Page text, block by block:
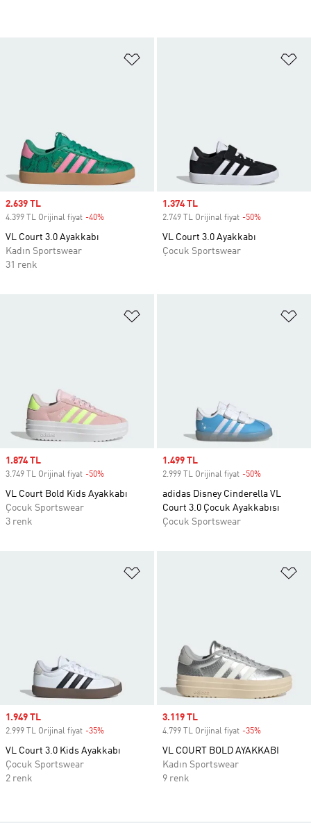
Sale price
2.639 TL
4.399 TL Orijinal fiyat -40%
VL Court 3.0 Ayakkabı
Kadın Sportswear
31 renk
Sale price
1.374 TL
2.749 TL Orijinal fiyat -50%
VL Court 3.0 Ayakkabı
Çocuk Sportswear
Sale price
1.874 TL
3.749 TL Orijinal fiyat -50%
VL Court Bold Kids Ayakkabı
Çocuk Sportswear
3 renk
Sale price
1.499 TL
2.999 TL Orijinal fiyat -50%
adidas Disney Cinderella VL
Court 3.0 Çocuk Ayakkabısı
Çocuk Sportswear
Sale price
1.949 TL
2.999 TL Orijinal fiyat -35%
VL Court 3.0 Kids Ayakkabı
Çocuk Sportswear
2 renk
Sale price
3.119 TL
4.799 TL Orijinal fiyat -35%
VL COURT BOLD AYAKKABI
Kadın Sportswear
9 renk